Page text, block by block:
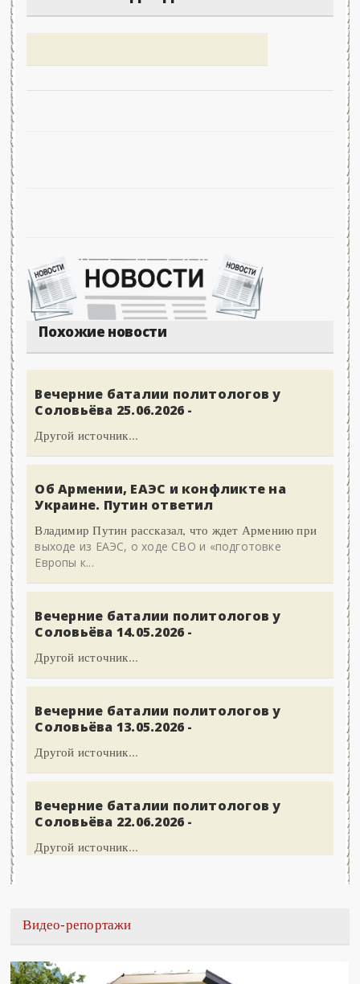
Похожие новости
Вечерние баталии политологов у
Соловьёва 25.06.2026 -
Другой источник...
Об Армении, ЕАЭС и конфликте на
Украине. Путин ответил
Владимир Путин рассказал, что ждет Армению при
выходе из ЕАЭС, о ходе СВО и «подготовке
Европы к...
Вечерние баталии политологов у
Соловьёва 14.05.2026 -
Другой источник...
Вечерние баталии политологов у
Соловьёва 13.05.2026 -
Другой источник...
Вечерние баталии политологов у
Соловьёва 22.06.2026 -
Другой источник...
Видео-репортажи